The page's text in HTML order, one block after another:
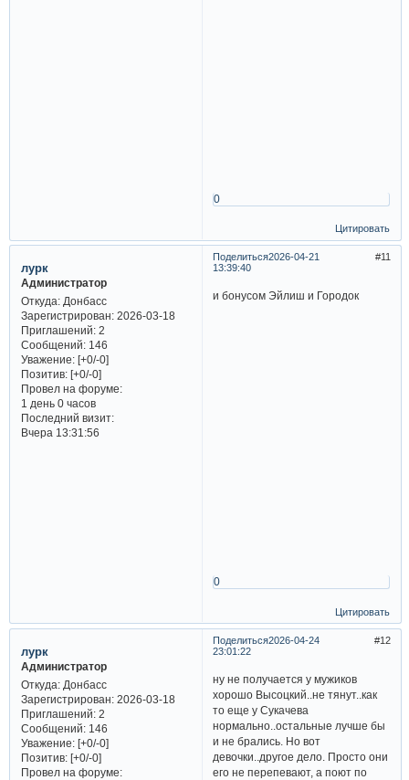
0
Цитировать
Поделиться 11
2026-04-21
13:39:40
лурк
Администратор
Откуда:Донбасс
Зарегистрирован: 2026-03-18
Приглашений:2
Сообщений:146
Уважение: [+0/-0]
Позитив: [+0/-0]
Провел на форуме:
1 день 0 часов
Последний визит:
Вчера 13:31:56
и бонусом Эйлиш и Городок
0
Цитировать
Поделиться 12
2026-04-24
23:01:22
лурк
Администратор
Откуда:Донбасс
Зарегистрирован: 2026-03-18
Приглашений:2
Сообщений:146
Уважение: [+0/-0]
Позитив: [+0/-0]
Провел на форуме:
ну не получается у мужиков
хорошо Высоцкий..не тянут..как
то еще у Сукачева
нормально..остальные лучше бы
и не брались. Но вот
девочки..другое дело. Просто они
его не перепевают, а поют по